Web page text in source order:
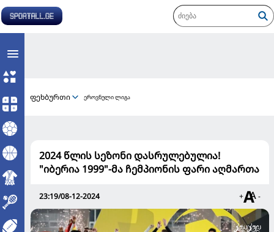
ფეხბურთი ეროვნული ლიგა
2024 წლის სეზონი დასრულებულია!
"იბერია 1999"-მა ჩემპიონის ფარი აღმართა
23:19/08-12-2024 + -